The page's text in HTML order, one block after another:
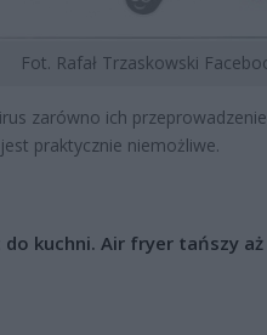
Fot. Rafał Trzaskowski
zarówno ich
praktycznie niemożliwe.
do kuchni. Air fryer tańszy